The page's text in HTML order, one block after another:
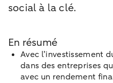
social à la clé.
En résumé
Avec l’investissement
dans des entreprises
avec un rendement